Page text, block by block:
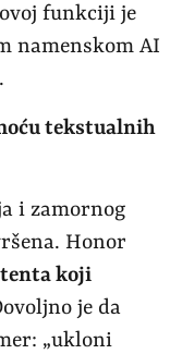
funkciji je
namenskom AI
tekstualnih
i zamornog
Honor
koji
je da
„ukloni